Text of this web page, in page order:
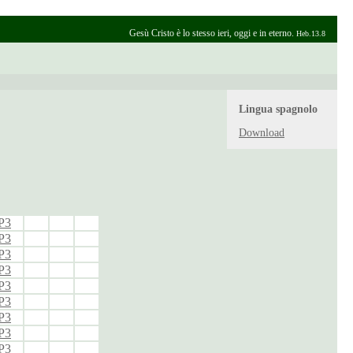
Gesù Cristo è lo stesso ieri, oggi e in eterno. Heb.13.8
Lingua spagnolo
Download